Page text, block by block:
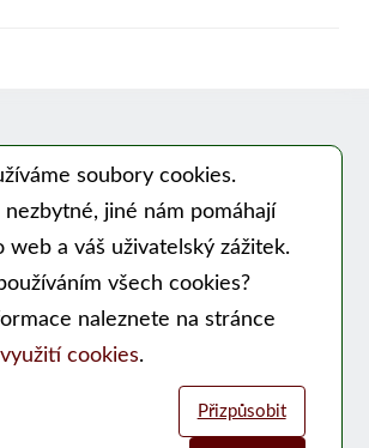
VČELAŘ vydává PSNV-CZ:
nástavkových včelařů CZ, z. s.
Opatovice
soubory cookies.
jiné nám pomáhají
web a váš uživatelský zážitek.
všech cookies?
naleznete na stránce
cookies.
Přizpůsobit